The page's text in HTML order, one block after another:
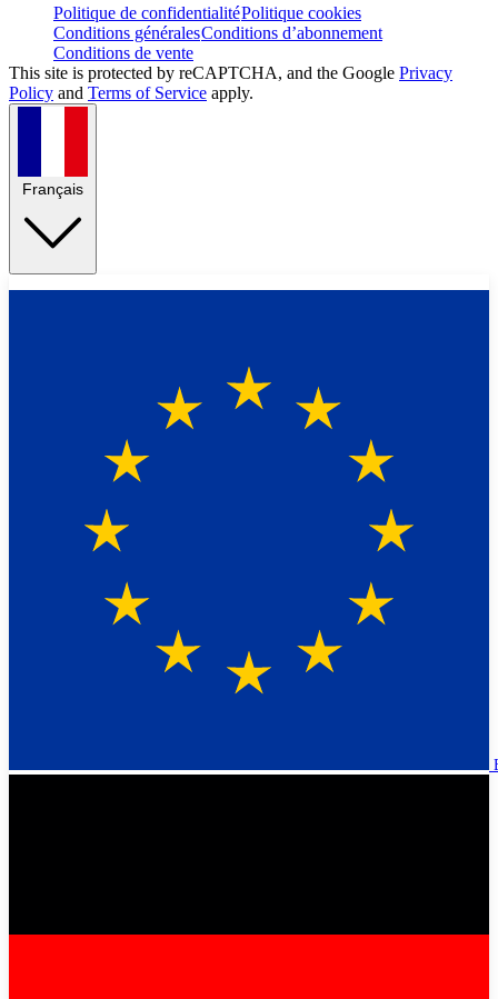
Politique de confidentialitéPolitique cookies
Conditions généralesConditions d’abonnement
Conditions de vente
This site is protected by reCAPTCHA, and the Google Privacy
Policy and Terms of Service apply.
Français